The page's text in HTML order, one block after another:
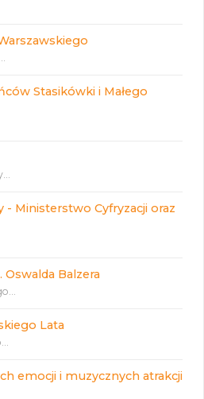
Stasikówki i Małego
- Ministerstwo Cyfryzacji oraz
Balzera
Lata
emocji i muzycznych atrakcji